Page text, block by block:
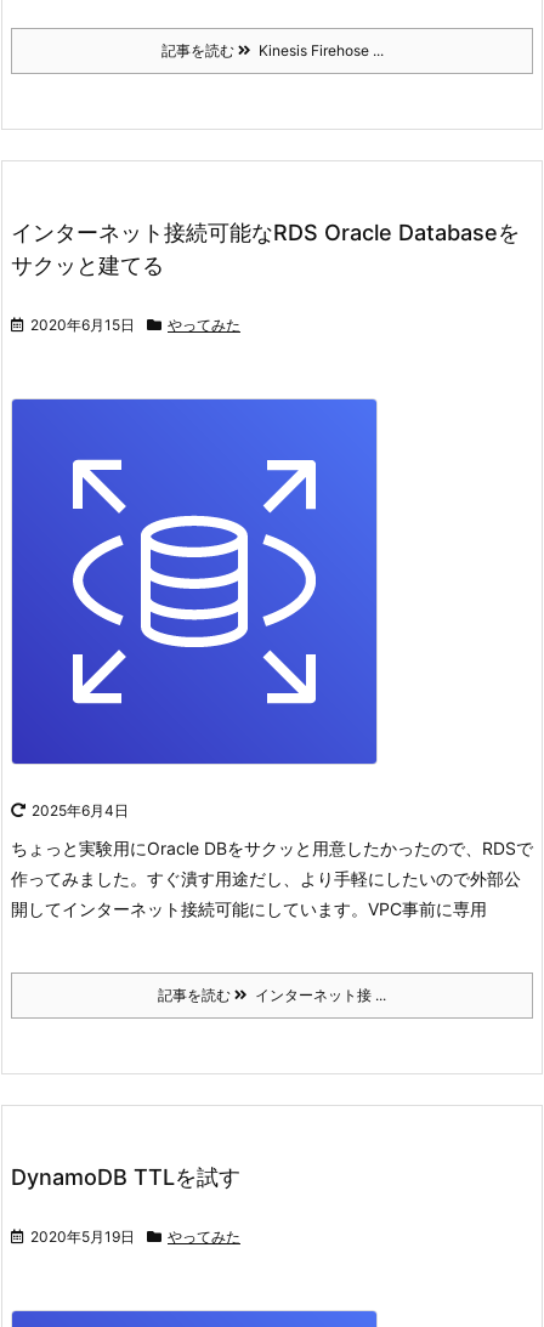
記事を読む Kinesis Firehose ...
インターネット接続可能なRDS Oracle Databaseを
サクッと建てる
2020年6月15日 やってみた
2025年6月4日
ちょっと実験用にOracle DBをサクッと用意したかったので、RDSで
作ってみました。 すぐ潰す用途だし、より手軽にしたいので外部公
開してインターネット接続可能にしています。 VPC事前に専用
記事を読む インターネット接 ...
DynamoDB TTLを試す
2020年5月19日 やってみた